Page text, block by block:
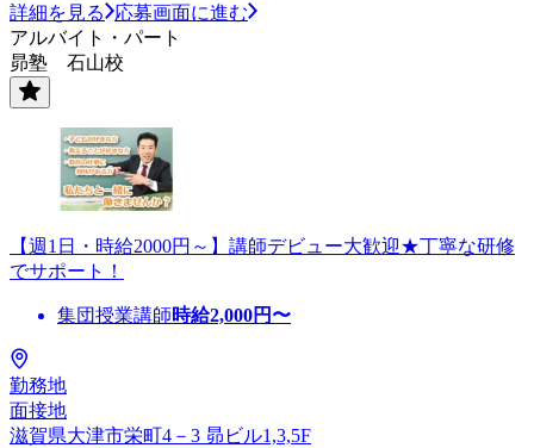
詳細を見る
応募画面に進む
アルバイト・パート
昴塾 石山校
【週1日・時給2000円～】講師デビュー大歓迎★丁寧な研修
でサポート！
集団授業講師時給2,000円〜
勤務地
面接地
滋賀県大津市栄町4－3 昴ビル1,3,5F